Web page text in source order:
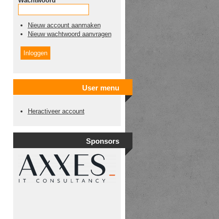
Nieuw account aanmaken
Nieuw wachtwoord aanvragen
User menu
Heractiveer account
Sponsors